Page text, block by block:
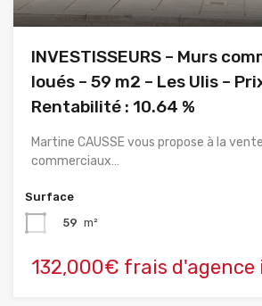
INVESTISSEURS – Murs
loués – 59 m2 – Les Ulis –
Rentabilité : 10.64 %
Martine CAUSSE vous propose à la
commerciaux…
Surface
59 m²
132,000€ frais d'agence